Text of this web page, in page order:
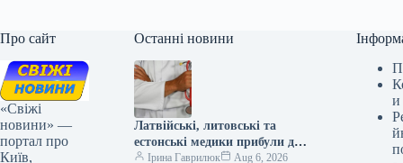
Про сайт
«Свіжі
новини» —
портал про
Київ,
Останні новини
Латвійські, литовські та
естонські медики прибули до
України на стажування
Ірина Гаврилюк
Aug 6, 2026
и